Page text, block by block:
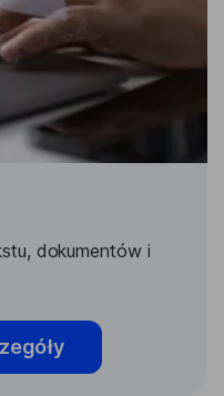
dokumentów i